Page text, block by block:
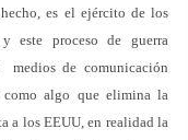
es el ejército de los
este proceso de guerra
medios de comunicación
como algo que elimina la
a los EEUU, en realidad la